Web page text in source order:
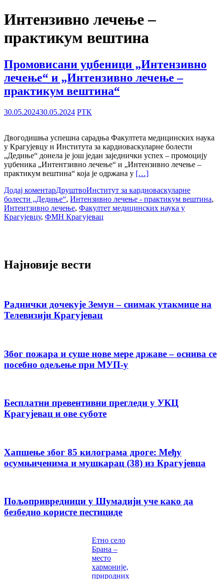
Интензивно лечење –
практикум вештина
Промовисани уџбеници „Интензивно
лечење“ и „Интензивно лечење –
практикум вештина“
30.05.202430.05.2024 РТК
Двогодишња успешна сарадња Факултета медицинских наука
у Крагујевцу и Института за кардиоваскуларне болести
„Дедиње“ донела је још један заједнички успех – промоцију
уџбеника „Интентзивно лечење“ и „Интензивно лечење –
практикум вештина“ која је одржана у […]
Додај коментарДруштвоИнститут за кардиоваскуларне
болести „Дедиње“, Интензивно лечење - практикум вештина,
Интентзивно лечење, Факултет медицинских наука у
Крагујевцу, ФМН Крагујевац
Најновије вести
Раднички дочекује Земун – снимак утакмице на
Телевизији Крагујевац
Због пожара и суше нове мере државе – оснива се
посебно одељење при МУП-у
Бесплатни превентивни прегледи у УКЦ
Крагујевац и ове суботе
Хапшење због 85 килограма дроге: Међу
осумњиченима и мушкарац (38) из Крагујевца
Пољопривредници у Шумадији уче како да
безбедно користе пестициде
Етно село
Брана –
место
хармоније,
природних